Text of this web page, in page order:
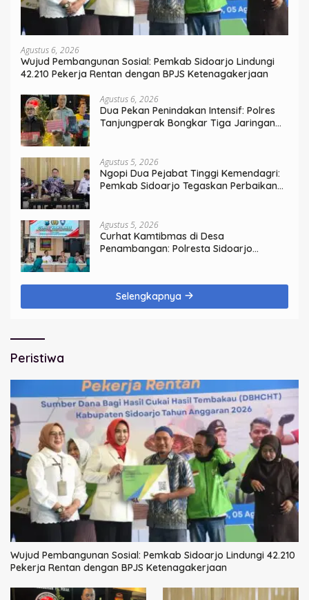
Agustus 6, 2026
Wujud Pembangunan Sosial: Pemkab Sidoarjo Lindungi
42.210 Pekerja Rentan dengan BPJS Ketenagakerjaan
Agustus 6, 2026
Dua Pekan Penindakan Intensif: Polres
Tanjungperak Bongkar Tiga Jaringan
Agustus 5, 2026
Ngopi Dua Pejabat Tinggi Kemendagri:
Pemkab Sidoarjo Tegaskan Perbaikan
Agustus 5, 2026
Curhat Kamtibmas di Desa
Penambangan: Polresta Sidoarjo
Selengkapnya
Peristiwa
Wujud Pembangunan Sosial: Pemkab Sidoarjo Lindungi 42.210
Pekerja Rentan dengan BPJS Ketenagakerjaan